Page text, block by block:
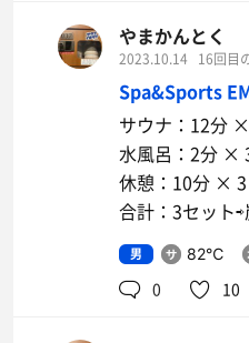
やまかんとく
2023.10.14 16回目
Spa&Sports
サウナ：12分
水風呂：2分 ×
休憩：10分 × 3
合計：3セット
男 82℃
0 10